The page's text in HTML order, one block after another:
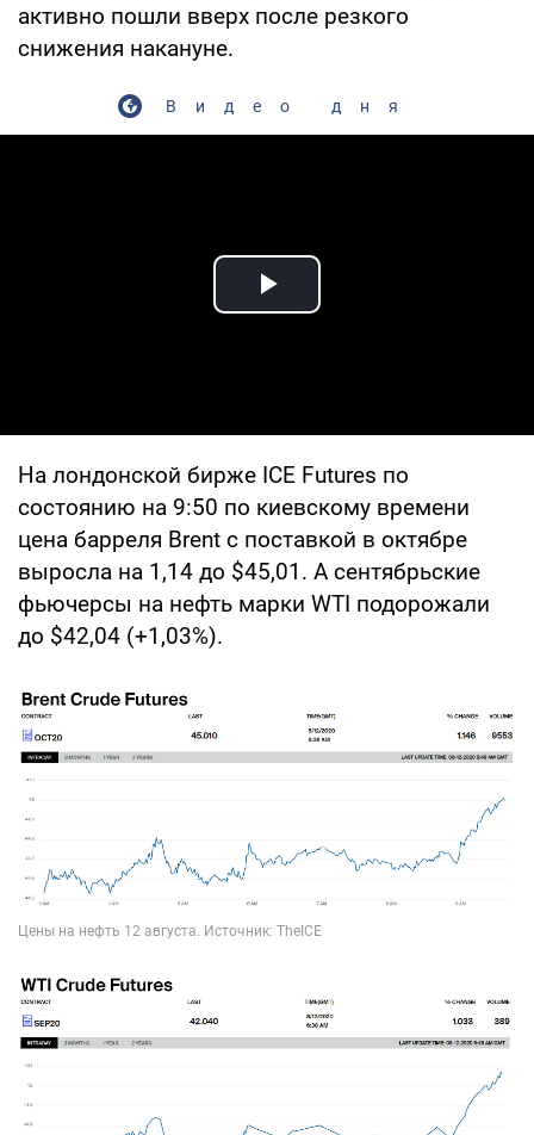
активно пошли вверх после резкого
снижения накануне.
Видео дня
Play Video
На лондонской бирже ICE Futures по
состоянию на 9:50 по киевскому времени
цена барреля Brent с поставкой в октябре
выросла на 1,14 до $45,01. А сентябрьские
фьючерсы на нефть марки WTI подорожали
до $42,04 (+1,03%).